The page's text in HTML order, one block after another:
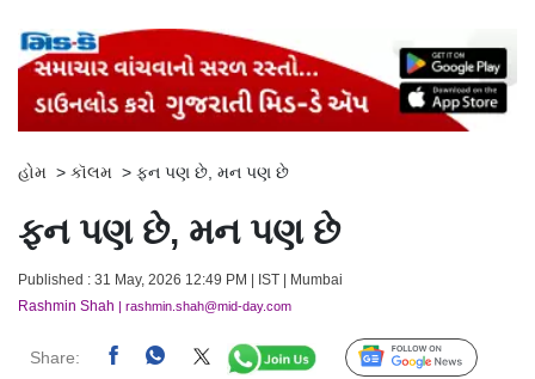
હોમ > કૉલમ > ફન પણ છે, મન પણ છે
ફન પણ છે, મન પણ છે
Published : 31 May, 2026 12:49 PM | IST | Mumbai
Rashmin Shah | rashmin.shah@mid-day.com
Share: Follow Us